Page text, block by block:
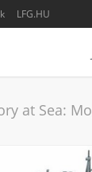
LFG.HU
at Sea: